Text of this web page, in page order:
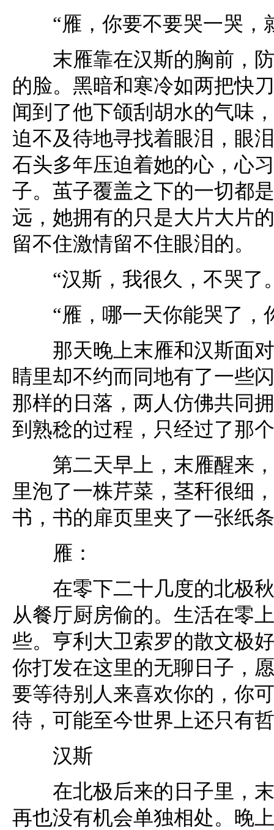
“雁，你要不要哭一哭，
末雁靠在汉斯的胸前，防
的脸。黑暗和寒冷如两把快
闻到了他下颌刮胡水的气味
迫不及待地寻找着眼泪，眼
石头多年压迫着她的心，心
子。茧子覆盖之下的一切都
远，她拥有的只是大片大片
留不住激情留不住眼泪的。
“汉斯，我很久，不哭了
“雁，哪一天你能哭了，
那天晚上末雁和汉斯面对
睛里却不约而同地有了一些
那样的日落，两人仿佛共同
到熟稔的过程，只经过了那
第二天早上，末雁醒来，
里泡了一株芹菜，茎秆很细
书，书的扉页里夹了一张纸
雁：
在零下二十几度的北极
从餐厅厨房偷的。生活在零
些。亨利大卫索罗的散文极
你打发在这里的无聊日子，
要等待别人来喜欢你的，你
待，可能至今世界上还只有
汉斯
在北极后来的日子里，末
再也没有机会单独相处。晚